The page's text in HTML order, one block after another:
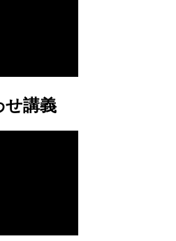
せ講義